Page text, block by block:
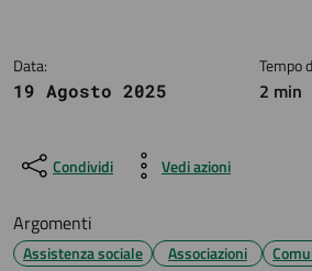
Data:
19 Agosto 2025
Tempo
2 min
Condividi Vedi azioni
Argomenti
Assistenza sociale Associazioni